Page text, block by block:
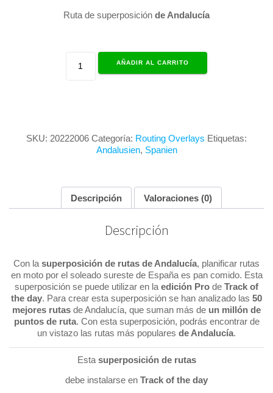
era:
€1,99.
es:
€0,00.
Ruta de superposición de Andalucía
Superposición
Andalucía
AÑADIR AL CARRITO
SKU: 20222006 Categoría: Routing Overlays Etiquetas:
Andalusien, Spanien
Descripción Valoraciones (0)
Descripción
Con lasuperposición de rutas de Andalucía, planificar rutas
en moto por el soleado sureste de España es pan comido. Esta
superposición se puede utilizar en laedición Pro de Track of
the day. Para crear esta superposición se han analizado las 50
mejores rutas de Andalucía, que suman más de un millón de
puntos de ruta. Con esta superposición, podrás encontrar de
un vistazo las rutas más populares de Andalucía.
Estasuperposición de rutas
debe instalarse en Track of the day